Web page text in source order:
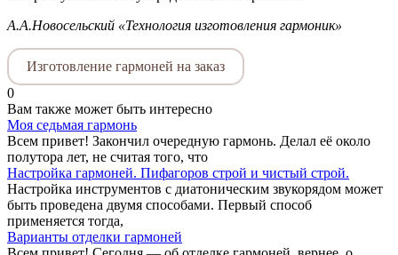
А.А.Новосельский «Технология изготовления гармоник»
Изготовление гармоней на заказ
0
Вам также может быть интересно
Моя седьмая гармонь
Всем привет! Закончил очередную гармонь. Делал её около
полутора лет, не считая того, что
Настройка гармоней. Пифагоров строй и чистый строй.
Настройка инструментов с диатоническим звукорядом может
быть проведена двумя способами. Первый способ
применяется тогда,
Варианты отделки гармоней